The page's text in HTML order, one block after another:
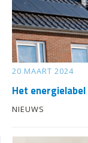
20 MAART 2024
Het
NIEUWS